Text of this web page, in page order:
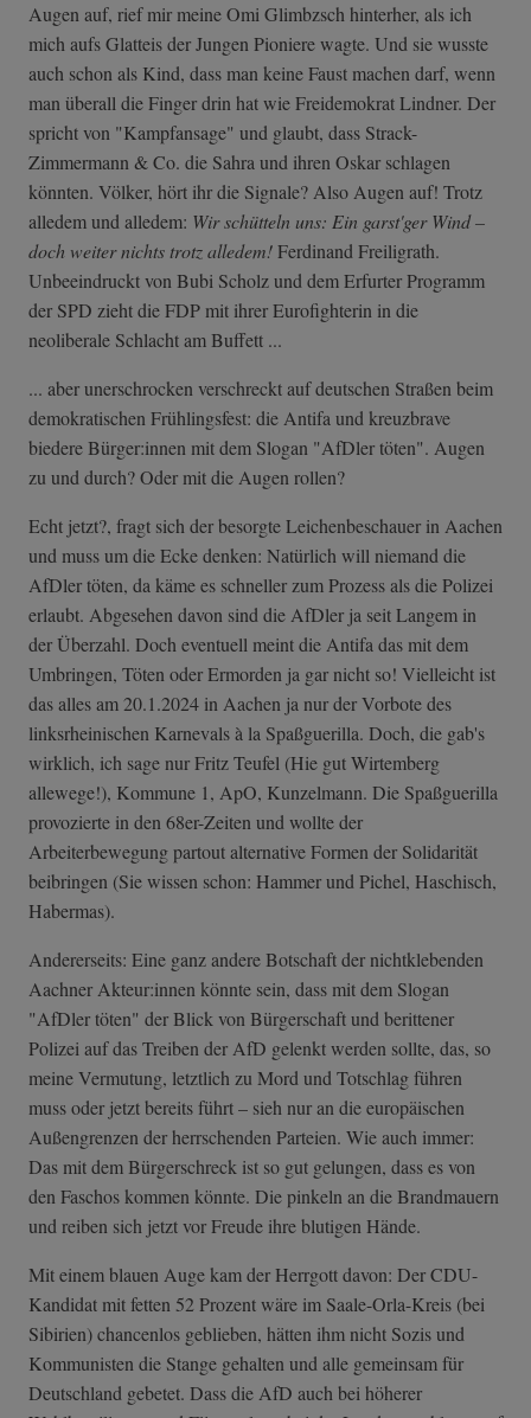
Augen auf, rief mir meine Omi Glimbzsch hinterher, als ich
mich aufs Glatteis der Jungen Pioniere wagte. Und sie wusste
auch schon als Kind, dass man keine Faust machen darf, wenn
man überall die Finger drin hat wie Freidemokrat Lindner. Der
spricht von "Kampfansage" und glaubt, dass Strack-
Zimmermann & Co. die Sahra und ihren Oskar schlagen
könnten. Völker, hört ihr die Signale? Also Augen auf! Trotz
alledem und alledem: Wir schütteln uns: Ein garst'ger Wind –
doch weiter nichts trotz alledem!Ferdinand Freiligrath.
Unbeeindruckt von Bubi Scholz und dem Erfurter Programm
der SPD zieht die FDP mit ihrer Eurofighterin in die
neoliberale Schlacht am Buffett ...
... aber unerschrocken verschreckt auf deutschen Straßen beim
demokratischen Frühlingsfest: die Antifa und kreuzbrave
biedere Bürger:innen mit dem Slogan "AfDler töten". Augen
zu und durch? Oder mit die Augen rollen?
Echt jetzt?, fragt sich der besorgte Leichenbeschauer in Aachen
und muss um die Ecke denken: Natürlich will niemand die
AfDler töten, da käme es schneller zum Prozess als die Polizei
erlaubt. Abgesehen davon sind die AfDler ja seit Langem in
der Überzahl. Doch eventuell meint die Antifa das mit dem
Umbringen, Töten oder Ermorden ja gar nicht so! Vielleicht ist
das alles am 20.1.2024 in Aachen ja nur der Vorbote des
linksrheinischen Karnevals à la Spaßguerilla. Doch, die gab's
wirklich, ich sage nur Fritz Teufel (Hie gut Wirtemberg
allewege!), Kommune 1, ApO, Kunzelmann. Die Spaßguerilla
provozierte in den 68er-Zeiten und wollte der
Arbeiterbewegung partout alternative Formen der Solidarität
beibringen (Sie wissen schon: Hammer und Pichel, Haschisch,
Habermas).
Andererseits: Eine ganz andere Botschaft der nichtklebenden
Aachner Akteur:innen könnte sein, dass mit dem Slogan
"AfDler töten" der Blick von Bürgerschaft und berittener
Polizei auf das Treiben der AfD gelenkt werden sollte, das, so
meine Vermutung, letztlich zu Mord und Totschlag führen
muss oder jetzt bereits führt – sieh nur an die europäischen
Außengrenzen der herrschenden Parteien. Wie auch immer:
Das mit dem Bürgerschreck ist so gut gelungen, dass es von
den Faschos kommen könnte. Die pinkeln an die Brandmauern
und reiben sich jetzt vor Freude ihre blutigen Hände.
Mit einem blauen Auge kam der Herrgott davon: Der CDU-
Kandidat mit fetten 52 Prozent wäre im Saale-Orla-Kreis (bei
Sibirien) chancenlos geblieben, hätten ihm nicht Sozis und
Kommunisten die Stange gehalten und alle gemeinsam für
Deutschland gebetet. Dass die AfD auch bei höherer